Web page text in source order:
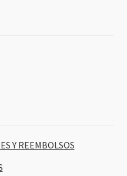
Y REEMBOLSOS